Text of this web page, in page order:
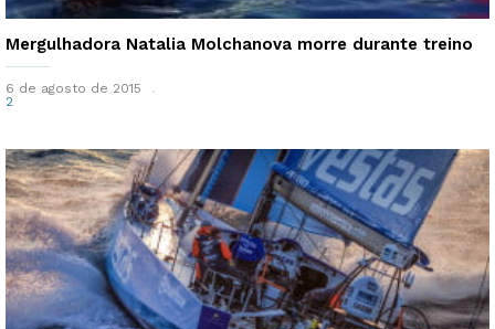
Mergulhadora Natalia Molchanova morre durante treino
6 de agosto de 2015
2